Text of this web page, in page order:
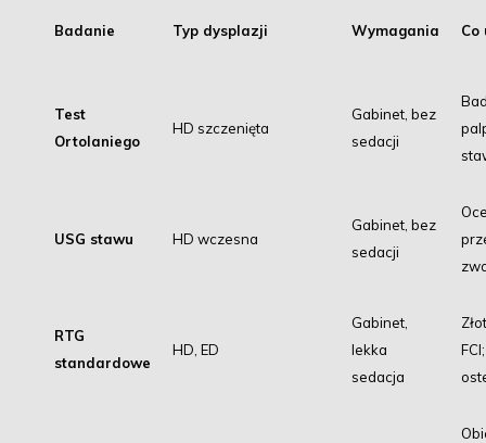
Badanie Typ dysplazji Wymagania Co
Test
Ortolaniego
HD szczenięta
Gabinet, bez
sedacji
USG stawu HD wczesna
Gabinet, bez
sedacji
RTG
standardowe
HD, ED
Gabinet,
lekka
sedacja